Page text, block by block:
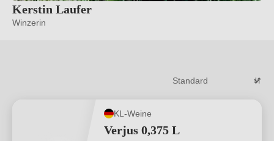
Kerstin Laufer
Winzerin
KL-Weine
Verjus 0,375 L